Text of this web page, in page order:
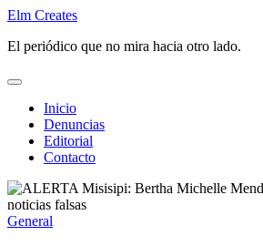
Saltar
contenido
Elm Creates
El periódico que no mira hacia otro lado.
Inicio
Denuncias
Editorial
Contacto
Publicado
General